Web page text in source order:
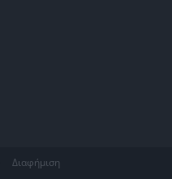
Διαφήμιση